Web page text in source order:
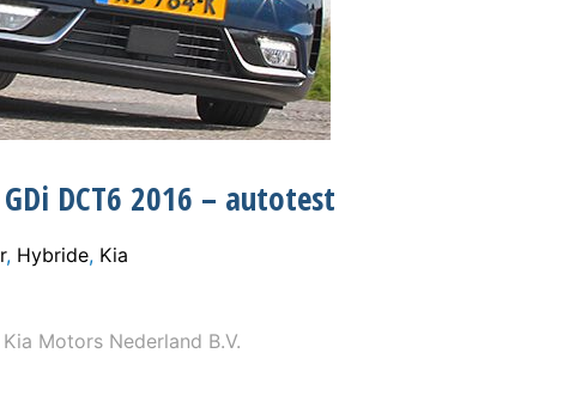
DCT6 2016 – autotest
, Hybride, Kia
Motors Nederland B.V.